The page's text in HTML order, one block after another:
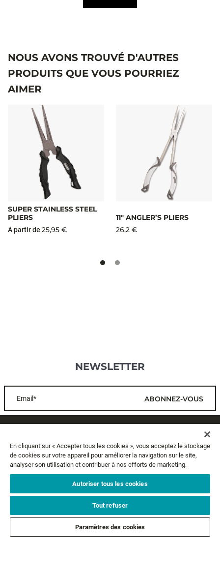
NOUS AVONS TROUVÉ D'AUTRES
PRODUITS QUE VOUS POURRIEZ
AIMER
SUPER STAINLESS STEEL
PLIERS
A partir de 25,95 €
11" ANGLER’S PLIERS
26,2 €
NEWSLETTER
Email* ABONNEZ-VOUS
A PROPOS
MENTIONS LÉGALES
SUIVEZ-NOUS
En cliquant sur « Accepter tous les cookies », vous acceptez le stockage
de cookies sur votre appareil pour améliorer la navigation sur le site,
analyser son utilisation et contribuer à nos efforts de marketing.
Autoriser tous les cookies
Tout refuser
Paramètres des cookies